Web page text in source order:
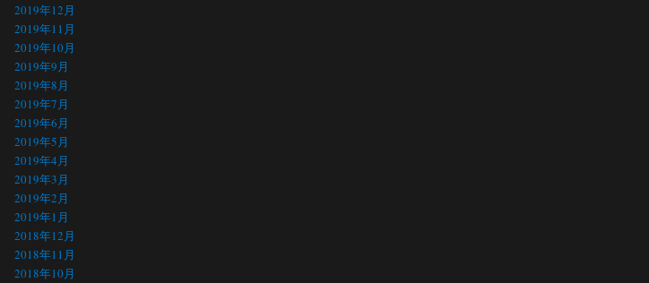
2019年12月
2019年11月
2019年10月
2019年9月
2019年8月
2019年7月
2019年6月
2019年5月
2019年4月
2019年3月
2019年2月
2019年1月
2018年12月
2018年11月
2018年10月